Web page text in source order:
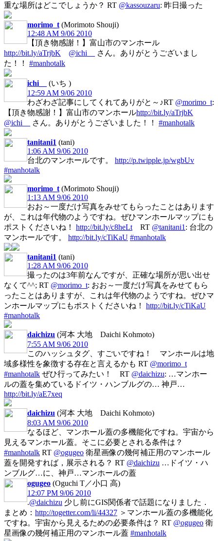
重な場所はどこでしょうか？ RT @kassouzaru: 昨日撮った
morimo_t (Morimoto Shouji)
12:48 AM 9/06 2010
【頂き物感謝！】富山市のマンホール
http://bit.ly/aTrjbK
@ichi__
さん。ありがとうございまし
た！！ #manhotalk
ichi__
(いち )
12:59 AM 9/06 2010
わざわざ記事にしてくれてありがと～♪RT @morimo_t:
【頂き物感謝！】富山市のマンホールhttp://bit.ly/aTrjbK
@ichi__
さん。ありがとうございました！！ #manhotalk
tanitani1 (tani)
1:06 AM 9/06 2010
台北のマンホールです。 http://p.twipple.jp/wgbUv
#manhotalk
morimo_t (Morimoto Shouji)
1:13 AM 9/06 2010
おお～一度だけ写真をみせてもらったことはあります
が、これは年代物のようですね。ぜひマンホールマップにも
ポストくださいね！ http://bit.ly/c8heLt RT @tanitani1 : 台北の
マンホールです。 http://bit.ly/cTiKaU #manhotalk
tanitani1 (tani)
1:28 AM 9/06 2010
撮ったのは3年前なんですが、正確な場所が思い出せ
なくて^^; RT @morimo_t: おお～一度だけ写真をみせてもら
ったことはありますが、これは年代物のようですね。ぜひマ
ンホールマップにもポストくださいね！ http://bit.ly/cTiKaU
#manhotalk
daichizu (河本 大地 Daichi Kohmoto)
7:55 AM 9/06 2010
このハッシュタグ、すごいですね！ マンホールは地
域多様性を象徴する存在と言えるかも RT @morimo_t
#manhotalk ぜひ行ってみたい！ RT @daichizu: …マンホー
ルの蓋を集めているドイツ・ハンブルグの… 神戸…
http://bit.ly/aE7xeq
daichizu (河本 大地 Daichi Kohmoto)
8:03 AM 9/06 2010
なるほど、マンホール蓋の多機能化ですね。宇宙から
見えるマンホール蓋。そこに必要とされる条件は？
#manhotalk RT @ogugeo 衛星画像の幾何補正用のマンホール
蓋を開発すれば，展示される？ RT @daichizu …ドイツ・ハ
ンブルグ…に、神戸…マンホールの蓋
ogugeo (Oguchi T／小口 高)
12:07 PM 9/06 2010
.@daichizu 少し前にGIS関係者で話題になりました．
まとめ： http://togetter.com/li/44327 ＞マンホール蓋の多機能化
ですね。宇宙から見えるための必要条件は？ RT @ogugeo 衛
星画像の幾何補正用のマンホール蓋 #manhotalk